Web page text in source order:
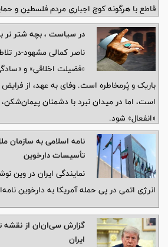
قاطع با هرگونه کوچ اجباری مردم فلسطین و
سرنوشت ملت فلسطین تأکید می‌کند.
در سیاست ، بچه شتر نر
ناصر کمالی مشهود-در
«فضیلت اخلاقی» و
باریک و پُرمخاطره است. وفای به عهد، از
است، اما در میدان نبرد با دشمنان پیمان‌شکن،
«انفعال» شود.
نامه اسلامی به سازمان
تأسیسات دارخوین
نمایندگی ایران در وین
انرژی اتمی در پی حمله آمریکا به دارخوین
گزارش سی‌ان‌ان از نقشه
ایران